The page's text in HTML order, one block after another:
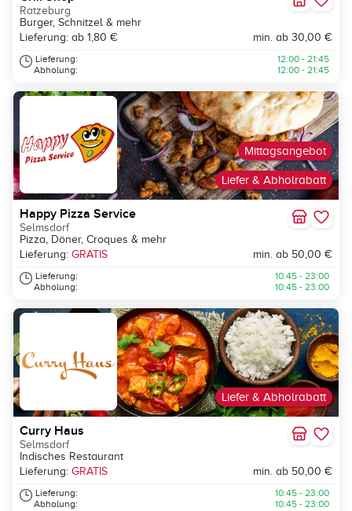
Ratzeburg
Burger, Schnitzel & mehr
Lieferung: ab 1,80 €
min. ab 30,00 €
Lieferung:
Abholung:
12:00 - 21:45
12:00 - 21:45
Liefer & Abholrabatt
Mittagsangebot
Happy Pizza Service
Selmsdorf
Pizza, Döner, Croques & mehr
Lieferung: GRATIS min. ab 50,00 €
Lieferung:
Abholung:
10:45 - 23:00
10:45 - 23:00
Liefer & Abholrabatt
Curry Haus
Selmsdorf
Indisches Restaurant
Lieferung: GRATIS min. ab 50,00 €
Lieferung:
Abholung:
10:45 - 23:00
10:45 - 23:00